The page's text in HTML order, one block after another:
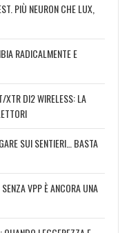
PIÙ NEURON CHE LUX,
RADICALMENTE E
XTR DI2 WIRELESS: LA
SUI SENTIERI… BASTA
VPP È ANCORA UNA